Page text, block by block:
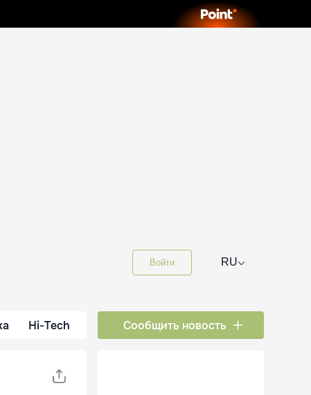
Войти RU⌵
Hi-Tech Сообщить новость